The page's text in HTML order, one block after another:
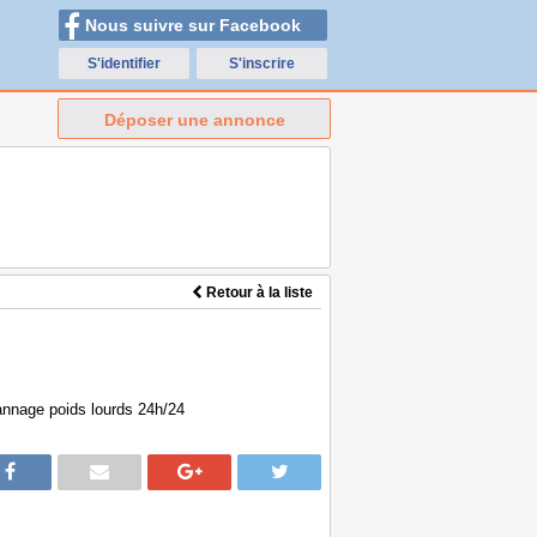
Nous suivre sur Facebook
S'identifier S'inscrire
Déposer une annonce
Retour à la liste
poids lourds 24h/24